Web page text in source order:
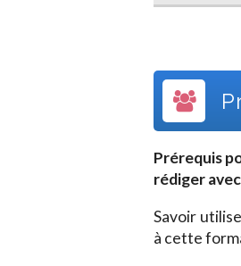
Prérequis
rédiger
Savoir
à cette